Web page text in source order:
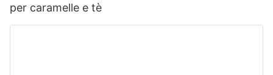
per caramelle e tè